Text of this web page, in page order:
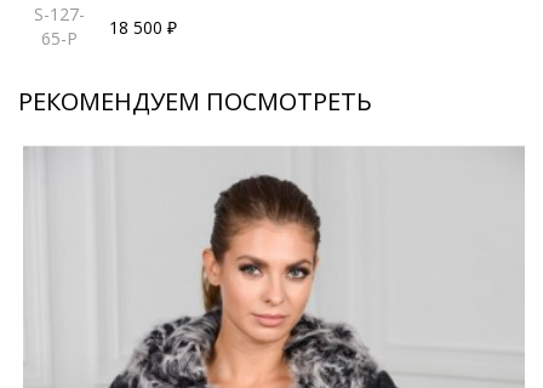
S-127-
65-P
18 500 ₽
РЕКОМЕНДУЕМ ПОСМОТРЕТЬ